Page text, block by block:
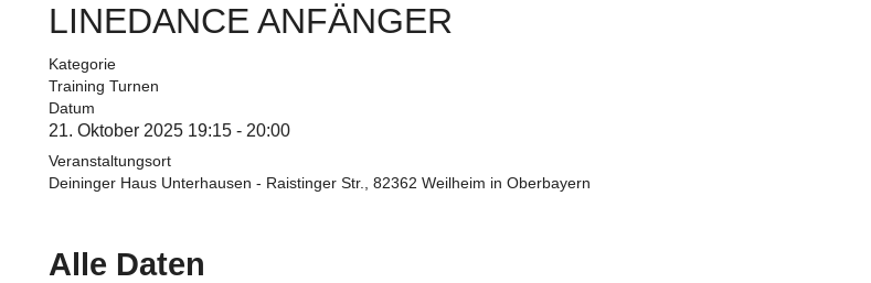
LINEDANCE ANFÄNGER
Kategorie
Training Turnen
Datum
21. Oktober 2025 19:15 - 20:00
Veranstaltungsort
Deininger Haus Unterhausen - Raistinger Str., 82362 Weilheim in Oberbayern
Alle Daten